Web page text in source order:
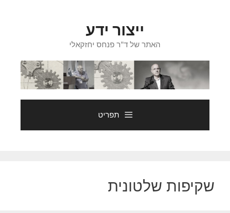
ייצור ידע
האתר של ד"ר פנחס יחזקאלי
תפריט
שקיפות שלטונית